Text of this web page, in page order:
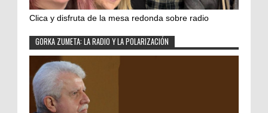
Clica y disfruta de la mesa redonda sobre radio
GORKA ZUMETA: LA RADIO Y LA POLARIZACIÓN